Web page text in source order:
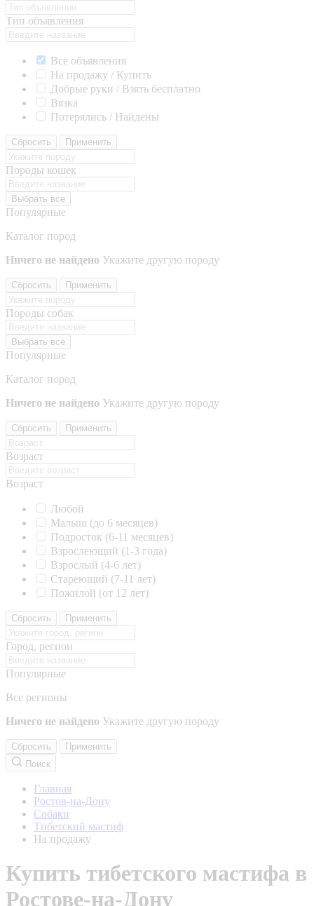
Тип объявления
Все объявления
На продажу / Купить
Добрые руки / Взять бесплатно
Вязка
Потерялись / Найдены
Сбросить Применить
Породы кошек
Выбрать все
Популярные
Каталог пород
Ничего не найдено Укажите другую породу
Сбросить Применить
Породы собак
Выбрать все
Популярные
Каталог пород
Ничего не найдено Укажите другую породу
Сбросить Применить
Возраст
Возраст
Любой
Малыш (до 6 месяцев)
Подросток (6-11 месяцев)
Взрослеющий (1-3 года)
Взрослый (4-6 лет)
Стареющий (7-11 лет)
Пожилой (от 12 лет)
Сбросить Применить
Город, регион
Популярные
Все регионы
Ничего не найдено Укажите другую породу
Сбросить
Применить
Поиск
Главная
Ростов-на-Дону
Собаки
Тибетский мастиф
На продажу
Купить тибетского мастифа в
Ростове-на-Дону